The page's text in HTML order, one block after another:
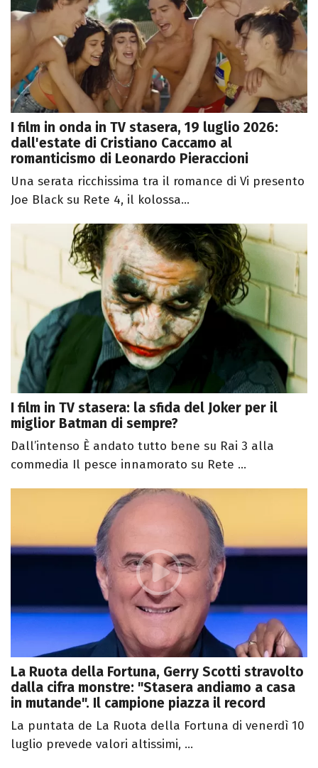
I film in onda in TV stasera, 19 luglio 2026:
dall'estate di Cristiano Caccamo al
romanticismo di Leonardo Pieraccioni
Una serata ricchissima tra il romance di Vi presento
Joe Black su Rete 4, il kolossa...
I film in TV stasera: la sfida del Joker per il
miglior Batman di sempre?
Dall’intenso È andato tutto bene su Rai 3 alla
commedia Il pesce innamorato su Rete ...
La Ruota della Fortuna, Gerry Scotti stravolto
dalla cifra monstre: "Stasera andiamo a casa
in mutande". Il campione piazza il record
La puntata de La Ruota della Fortuna di venerdì 10
luglio prevede valori altissimi, ...